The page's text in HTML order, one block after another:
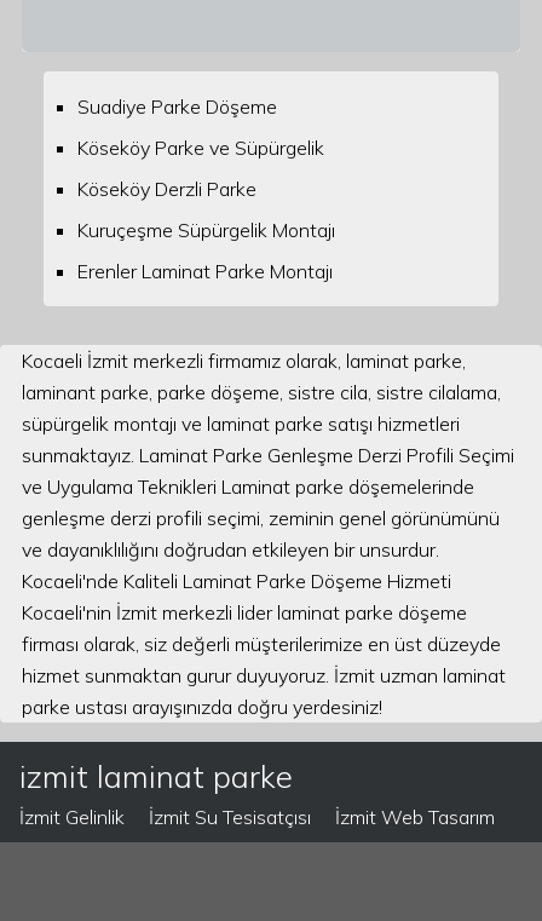
Suadiye Parke Döşeme
Köseköy Parke ve Süpürgelik
Köseköy Derzli Parke
Kuruçeşme Süpürgelik Montajı
Erenler Laminat Parke Montajı
Kocaeli İzmit merkezli firmamız olarak, laminat parke,
laminant parke, parke döşeme, sistre cila, sistre cilalama,
süpürgelik montajı ve laminat parke satışı hizmetleri
sunmaktayız. Laminat Parke Genleşme Derzi Profili Seçimi
ve Uygulama Teknikleri Laminat parke döşemelerinde
genleşme derzi profili seçimi, zeminin genel görünümünü
ve dayanıklılığını doğrudan etkileyen bir unsurdur.
Kocaeli'nde Kaliteli Laminat Parke Döşeme Hizmeti
Kocaeli'nin İzmit merkezli lider laminat parke döşeme
firması olarak, siz değerli müşterilerimize en üst düzeyde
hizmet sunmaktan gurur duyuyoruz. İzmit uzman laminat
parke ustası arayışınızda doğru yerdesiniz!
izmit laminat parke
İzmit Gelinlik İzmit Su Tesisatçısı İzmit Web Tasarım